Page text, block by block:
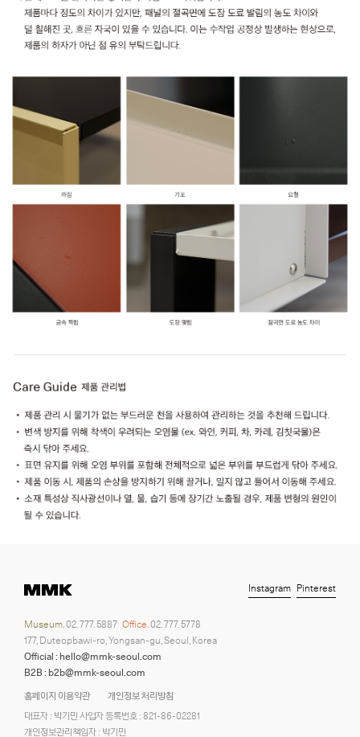
홈페이지 이용약관
개인정보 처리방침
대표자 : 박기민 사업자 등록번호 : 821-86-02281
개인정보관리책임자 : 박기민
Museum.02. 777. 5887 Office.02. 777. 5778
177, Duteopbawi-ro, Yongsan-gu, Seoul, Korea
Official : hello@mmk-seoul.com
B2B : b2b@mmk-seoul.com
Instagram Pinterest